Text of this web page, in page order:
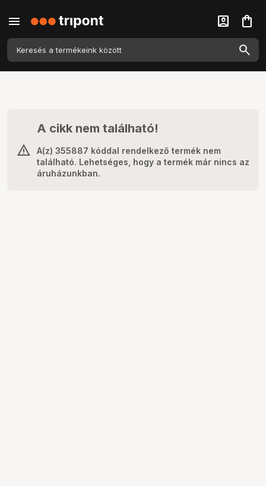
menu account_box shopping_bag
A cikk nem található!
A(z) 355887 kóddal rendelkező termék nem
található. Lehetséges, hogy a termék már nincs az
áruházunkban.